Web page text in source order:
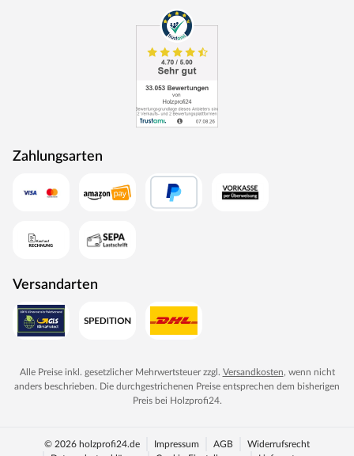
Zahlungsarten
Versandarten
Alle Preise inkl. gesetzlicher Mehrwertsteuer zzgl. Versandkosten, wenn nicht
anders beschrieben. Die durchgestrichenen Preise entsprechen dem bisherigen
Preis bei Holzprofi24.
© 2026 holzprofi24.de Impressum AGB
Widerrufsrecht